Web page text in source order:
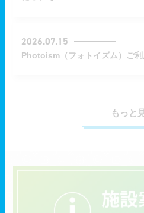
2026.07.15
Photoism（フォトイズム）ご
もっと